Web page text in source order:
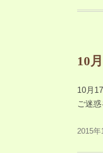
10
10月
ご迷
2015年